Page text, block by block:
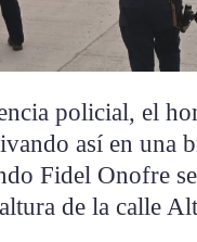
policial, el
así en una
Fidel Onofre
de la calle